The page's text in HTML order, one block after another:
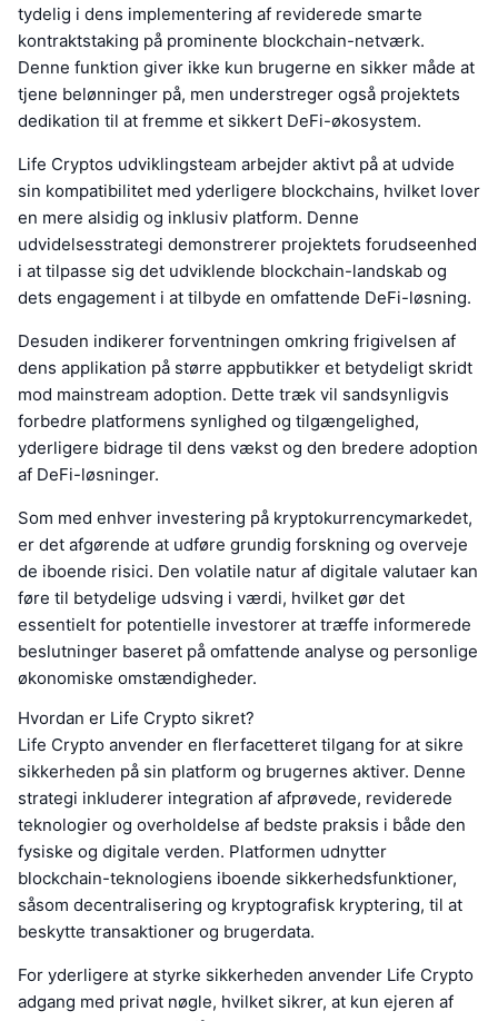
tydelig i dens implementering af reviderede smarte
kontraktstaking på prominente blockchain-netværk.
Denne funktion giver ikke kun brugerne en sikker måde at
tjene belønninger på, men understreger også projektets
dedikation til at fremme et sikkert DeFi-økosystem.
Life Cryptos udviklingsteam arbejder aktivt på at udvide
sin kompatibilitet med yderligere blockchains, hvilket lover
en mere alsidig og inklusiv platform. Denne
udvidelsesstrategi demonstrerer projektets forudseenhed
i at tilpasse sig det udviklende blockchain-landskab og
dets engagement i at tilbyde en omfattende DeFi-løsning.
Desuden indikerer forventningen omkring frigivelsen af
dens applikation på større appbutikker et betydeligt skridt
mod mainstream adoption. Dette træk vil sandsynligvis
forbedre platformens synlighed og tilgængelighed,
yderligere bidrage til dens vækst og den bredere adoption
af DeFi-løsninger.
Som med enhver investering på kryptokurrencymarkedet,
er det afgørende at udføre grundig forskning og overveje
de iboende risici. Den volatile natur af digitale valutaer kan
føre til betydelige udsving i værdi, hvilket gør det
essentielt for potentielle investorer at træffe informerede
beslutninger baseret på omfattende analyse og personlige
økonomiske omstændigheder.
Hvordan er Life Crypto sikret?
Life Crypto anvender en flerfacetteret tilgang for at sikre
sikkerheden på sin platform og brugernes aktiver. Denne
strategi inkluderer integration af afprøvede, reviderede
teknologier og overholdelse af bedste praksis i både den
fysiske og digitale verden. Platformen udnytter
blockchain-teknologiens iboende sikkerhedsfunktioner,
såsom decentralisering og kryptografisk kryptering, til at
beskytte transaktioner og brugerdata.
For yderligere at styrke sikkerheden anvender Life Crypto
adgang med privat nøgle, hvilket sikrer, at kun ejeren af